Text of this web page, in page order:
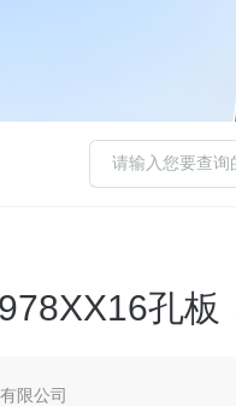
孔板
限公司